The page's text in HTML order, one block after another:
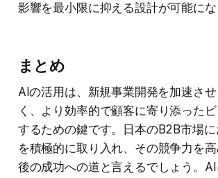
影響を最小限に抑える設計が可能にな
まとめ
AIの活用は、新規事業開発を加速さ
く、より効率的で顧客に寄り添った
するための鍵です。日本のB2B市場
を積極的に取り入れ、その競争力を
後の成功への道と言えるでしょう。